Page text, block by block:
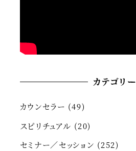
カテゴリー
カウンセラー (49)
スピリチュアル (20)
セミナー／セッション (252)